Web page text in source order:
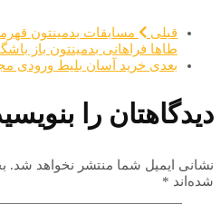
قبلی
مسابقات بدمینتون
طاها فراهانی بدمینتون باز
بعدی خرید آسان بلیط ورودی
دیدگاهتان را
نشانی ایمیل شما منتشر نخواهد شد.
شده‌اند *